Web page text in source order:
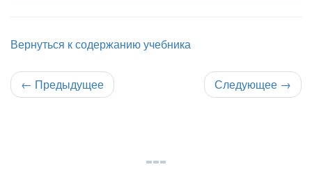
Вернуться к содержанию учебника
← Предыдущее Следующее →